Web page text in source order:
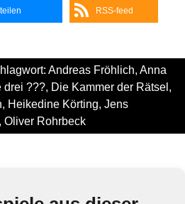
teilen RSS-feed
Andreas Fröhlich, Anna
drei ???, Die Kammer der Rätsel ,
, Heikedine Körting, Jens
Oliver Rohrbeck